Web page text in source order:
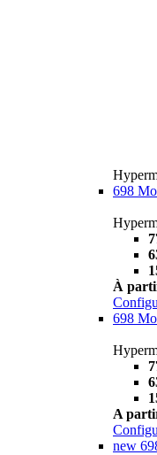
698
À
698
A
new